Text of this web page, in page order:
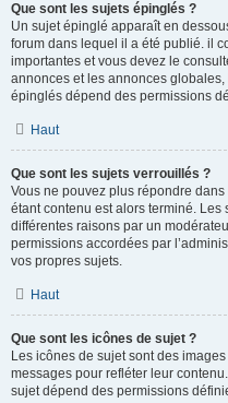
Que sont les sujets épinglés ?
Un sujet épinglé apparaît en
forum dans lequel il a été publié. il
importantes et vous devez le
annonces et les annonces
épinglés dépend des permissions
Haut
Que sont les sujets verrouillés ?
Vous ne pouvez plus répondre
étant contenu est alors terminé.
différentes raisons par un
permissions accordées par
vos propres sujets.
Haut
Que sont les icônes de sujet ?
Les icônes de sujet sont des
messages pour refléter leur
sujet dépend des permissions